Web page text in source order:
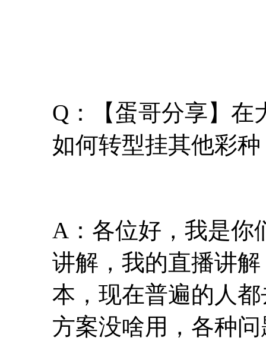
Q：【蛋哥分享】在
如何转型挂其他彩种
A：各位好，我是你
讲解，我的直播讲
本，现在普遍的人
方案没啥用，各种